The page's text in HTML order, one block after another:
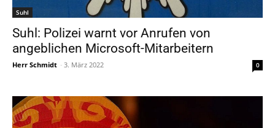
Suhl
Suhl: Polizei warnt vor Anrufen von
angeblichen Microsoft-Mitarbeitern
Herr Schmidt - 3. März 2022 0